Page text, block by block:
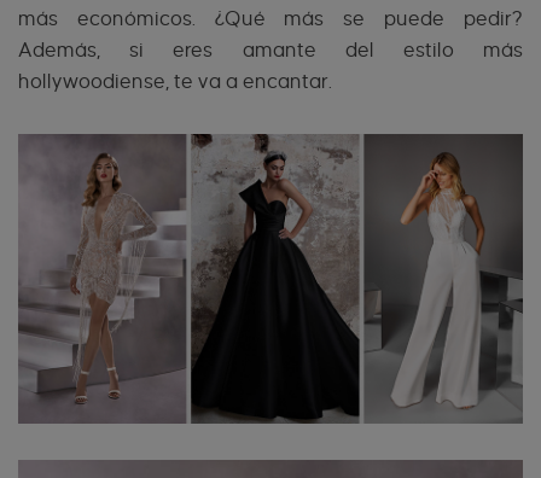
más económicos. ¿Qué más se puede pedir?
Además, si eres amante del estilo más
hollywoodiense, te va a encantar.